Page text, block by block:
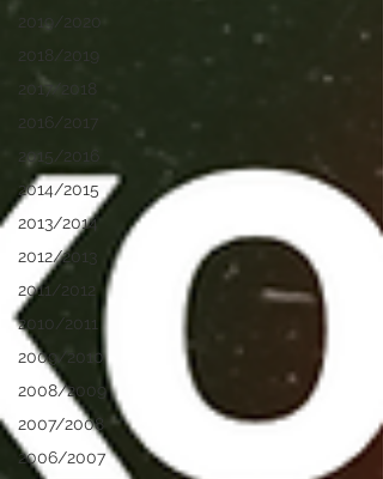
2019/2020
2018/2019
2017/2018
2016/2017
2015/2016
2014/2015
2013/2014
2012/2013
2011/2012
2010/2011
2009/2010
2008/2009
2007/2008
2006/2007